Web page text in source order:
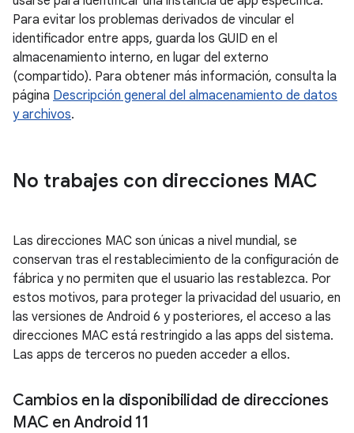
Para evitar los problemas derivados de vincular el
identificador entre apps, guarda los GUID en el
almacenamiento interno, en lugar del externo
(compartido). Para obtener más información, consulta la
página Descripción general del almacenamiento de datos
y archivos.
No trabajes con direcciones MAC
Las direcciones MAC son únicas a nivel mundial, se
conservan tras el restablecimiento de la configuración de
fábrica y no permiten que el usuario las restablezca. Por
estos motivos, para proteger la privacidad del usuario, en
las versiones de Android 6 y posteriores, el acceso a las
direcciones MAC está restringido a las apps del sistema.
Las apps de terceros no pueden acceder a ellos.
Cambios en la disponibilidad de direcciones
MAC en Android 11